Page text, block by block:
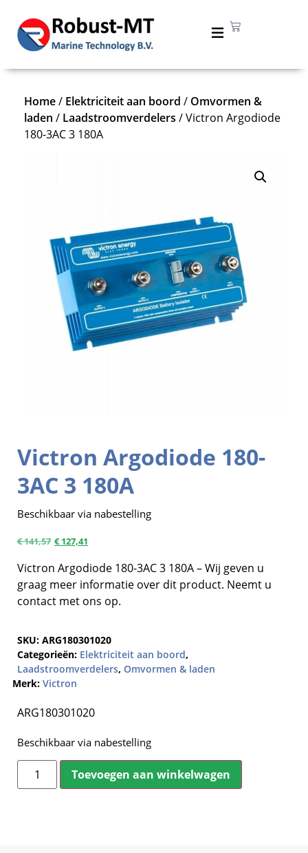
Victron Argodiode 180-
3AC 3 180A
Beschikbaar via nabestelling
€141,57 €127,41
Victron Argodiode 180-3AC 3 180A – Wij geven u
graag meer informatie over dit product. Neemt u
contact met ons op.
SKU: ARG180301020
Categorieën: Elektriciteit aan boord,
Laadstroomverdelers, Omvormen & laden
Merk: Victron
ARG180301020
Beschikbaar via nabestelling
Toevoegen aan winkelwagen
Home/ Elektriciteit aan boord / Omvormen &
laden / Laadstroomverdelers / Victron Argodiode
180-3AC 3 180A